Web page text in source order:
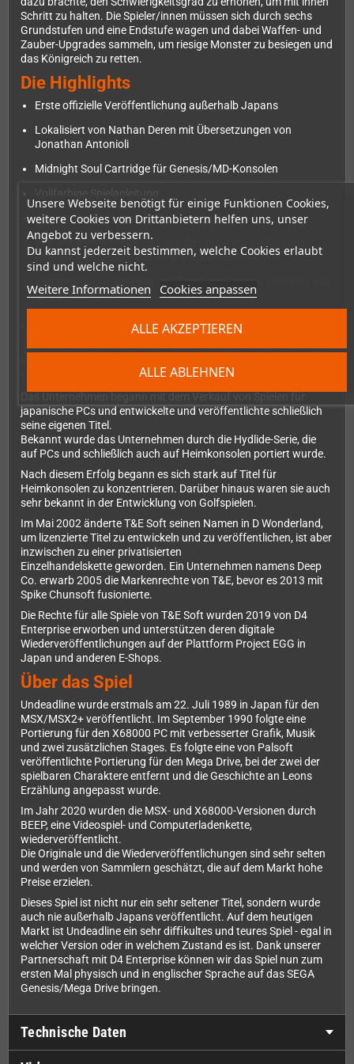
Unsere Webseite benötigt für einige Funktionen Cookies,
weitere Cookies von Drittanbietern helfen uns, unser
Angebot zu verbessern.
Du kannst jederzeit bestimmen, welche Cookies erlaubt
sind und welche nicht.
Weitere Informationen Cookies anpassen
ALLE ABLEHNEN
ALLE AKZEPTIEREN
Schritt zu halten. Die Spieler/innen müssen sich durch sechs
Grundstufen und eine Endstufe wagen und dabei Waffen- und
Zauber-Upgrades sammeln, um riesige Monster zu besiegen und
das Königreich zu retten.
Die Highlights
Erste offizielle Veröffentlichung außerhalb Japans
Lokalisiert von Nathan Deren mit Übersetzungen von
Jonathan Antonioli
Midnight Soul Cartridge für Genesis/MD-Konsolen
Individuell nummerierter Gedenkschuber
Beidseitig verwendbares Cartridge-Inlay mit exklusivem
Artwork von Zander Martinez von Zander6comix
Zander6comix
Über die Entwickler
T&E Soft Co., Ltd. wurde 1982 von den Brüdern Toshiro und Eiji
Exciting" und "Technology & Entertainment" änderte.
japanische PCs und entwickelte und veröffentlichte schließlich
seine eigenen Titel.
Bekannt wurde das Unternehmen durch die Hydlide-Serie, die
auf PCs und schließlich auch auf Heimkonsolen portiert wurde.
Nach diesem Erfolg begann es sich stark auf Titel für
Heimkonsolen zu konzentrieren. Darüber hinaus waren sie auch
sehr bekannt in der Entwicklung von Golfspielen.
Im Mai 2002 änderte T&E Soft seinen Namen in D Wonderland,
um lizenzierte Titel zu entwickeln und zu veröffentlichen, ist aber
inzwischen zu einer privatisierten
Einzelhandelskette geworden. Ein Unternehmen namens Deep
Co. erwarb 2005 die Markenrechte von T&E, bevor es 2013 mit
Spike Chunsoft fusionierte.
Die Rechte für alle Spiele von T&E Soft wurden 2019 von D4
Enterprise erworben und unterstützen deren digitale
Wiederveröffentlichungen auf der Plattform Project EGG in
Japan und anderen E-Shops.
Über das Spiel
Undeadline wurde erstmals am 22. Juli 1989 in Japan für den
MSX/MSX2+ veröffentlicht. Im September 1990 folgte eine
Portierung für den X68000 PC mit verbesserter Grafik, Musik
und zwei zusätzlichen Stages. Es folgte eine von Palsoft
veröffentlichte Portierung für den Mega Drive, bei der zwei der
spielbaren Charaktere entfernt und die Geschichte an Leons
Erzählung angepasst wurde.
Im Jahr 2020 wurden die MSX- und X68000-Versionen durch
BEEP, eine Videospiel- und Computerladenkette,
wiederveröffentlicht.
Die Originale und die Wiederveröffentlichungen sind sehr selten
und werden von Sammlern geschätzt, die auf dem Markt hohe
Preise erzielen.
Dieses Spiel ist nicht nur ein sehr seltener Titel, sondern wurde
auch nie außerhalb Japans veröffentlicht. Auf dem heutigen
Markt ist Undeadline ein sehr diﬃkultes und teures Spiel - egal in
welcher Version oder in welchem Zustand es ist. Dank unserer
Partnerschaft mit D4 Enterprise können wir das Spiel nun zum
ersten Mal physisch und in englischer Sprache auf das SEGA
Genesis/Mega Drive bringen.
Technische Daten